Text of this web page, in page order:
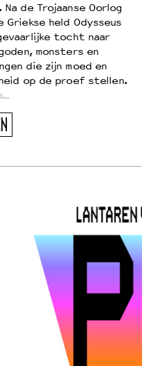
Na de Trojaanse Oorlog
Griekse held Odysseus
tocht naar
monsters en
die zijn moed en
op de proef stellen.